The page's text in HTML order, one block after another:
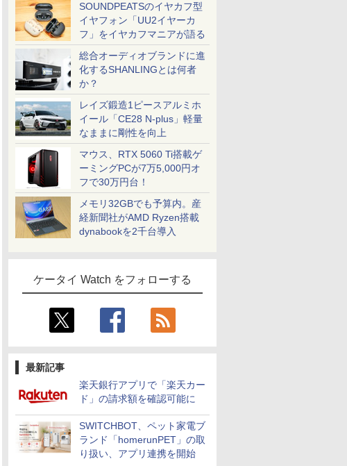
SOUNDPEATSのイヤカフ型
イヤフォン「UU2イヤーカ
フ」をイヤカフマニアが語る
総合オーディオブランドに進
化するSHANLINGとは何者
か？
レイズ鍛造1ピースアルミホ
イール「CE28 N-plus」軽量
なままに剛性を向上
マウス、RTX 5060 Ti搭載ゲ
ーミングPCが7万5,000円オ
フで30万円台！
メモリ32GBでも予算内。産
経新聞社がAMD Ryzen搭載
dynabookを2千台導入
ケータイ Watch をフォローする
最新記事
楽天銀行アプリで「楽天カー
ド」の請求額を確認可能に
SWITCHBOT、ペット家電ブ
ランド「homerunPET」の取
り扱い、アプリ連携を開始